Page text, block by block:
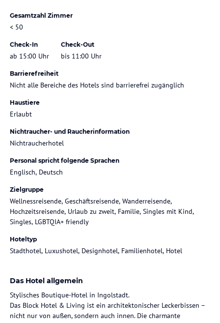
Gesamtzahl Zimmer
< 50
Check-In
ab 15:00 Uhr
Check-Out
bis 11:00 Uhr
Barrierefreiheit
Nicht alle Bereiche des Hotels sind barrierefrei zugänglich
Haustiere
Erlaubt
Nichtraucher- und Raucherinformation
Nichtraucherhotel
Personal spricht folgende Sprachen
Englisch, Deutsch
Zielgruppe
Wellnessreisende, Geschäftsreisende, Wanderreisende,
Hochzeitsreisende, Urlaub zu zweit, Familie, Singles mit Kind,
Singles, LGBTQIA+ friendly
Hoteltyp
Stadthotel, Luxushotel, Designhotel, Familienhotel, Hotel
Das Hotel allgemein
Stylisches Boutique-Hotel in Ingolstadt.
Das Block Hotel & Living ist ein architektonischer Leckerbissen –
nicht nur von außen, sondern auch innen. Die charmante